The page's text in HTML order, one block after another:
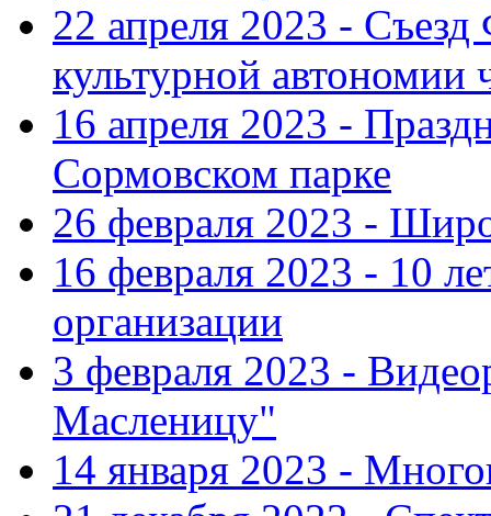
22 апреля 2023 -
культурной автономии
16 апреля 2023 -
Сормовском парке
26 февраля 2023 -
16 февраля 2023 - 10
организации
3 февраля 2023 -
Масленицу"
14 января 2023 -